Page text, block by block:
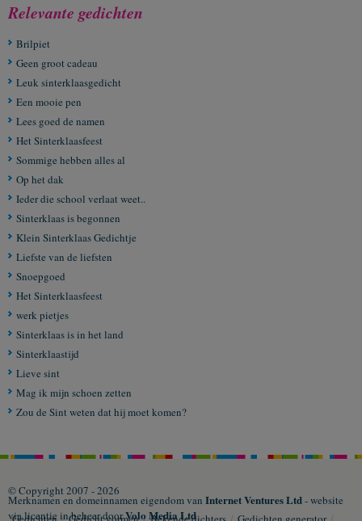
Relevante gedichten
Brilpiet
Geen groot cadeau
Leuk sinterklaasgedicht
Een mooie pen
Lees goed de namen
Het Sinterklaasfeest
Sommige hebben alles al
Op het dak
Ieder die school verlaat weet..
Sinterklaas is begonnen
Klein Sinterklaas Gedichtje
Liefste van de liefsten
Snoepgoed
Het Sinterklaasfeest
werk pietjes
Sinterklaas is in het land
Sinterklaastijd
Lieve sint
Mag ik mijn schoen zetten
Zou de Sint weten dat hij moet komen?
© Copyright 2007 - 2026
Merknamen en domeinnamen eigendom van Internet Ventures Ltd- website
via licentie in beheer doorVolo Media Ltd